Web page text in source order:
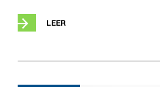
LEER